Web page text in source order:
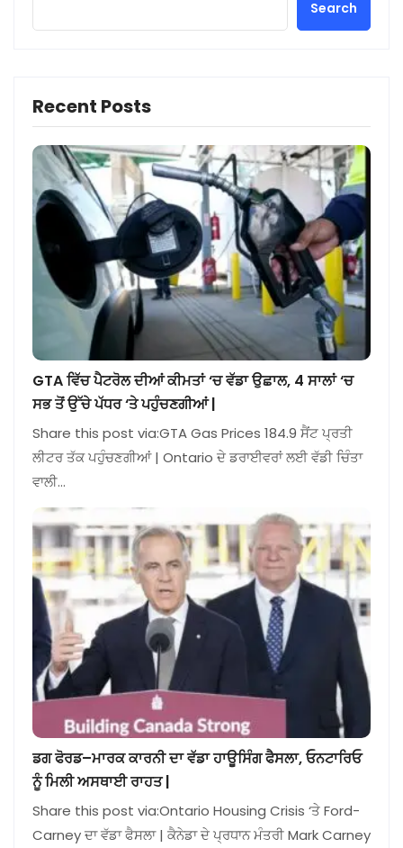
Search
Recent Posts
GTA ਵਿੱਚ ਪੈਟਰੋਲ ਦੀਆਂ ਕੀਮਤਾਂ ‘ਚ ਵੱਡਾ ਉਛਾਲ, 4 ਸਾਲਾਂ ‘ਚ
ਸਭ ਤੋਂ ਉੱਚੇ ਪੱਧਰ ‘ਤੇ ਪਹੁੰਚਣਗੀਆਂ |
Share this post via:GTA Gas Prices 184.9 ਸੈਂਟ ਪ੍ਰਤੀ
ਲੀਟਰ ਤੱਕ ਪਹੁੰਚਣਗੀਆਂ | Ontario ਦੇ ਡਰਾਈਵਰਾਂ ਲਈ ਵੱਡੀ ਚਿੰਤਾ
ਵਾਲੀ…
ਡਗ ਫੋਰਡ–ਮਾਰਕ ਕਾਰਨੀ ਦਾ ਵੱਡਾ ਹਾਊਸਿੰਗ ਫੈਸਲਾ, ਓਨਟਾਰਿਓ
ਨੂੰ ਮਿਲੀ ਅਸਥਾਈ ਰਾਹਤ |
Share this post via:Ontario Housing Crisis ‘ਤੇ Ford-
Carney ਦਾ ਵੱਡਾ ਫੈਸਲਾ | ਕੈਨੇਡਾ ਦੇ ਪ੍ਰਧਾਨ ਮੰਤਰੀ Mark Carney